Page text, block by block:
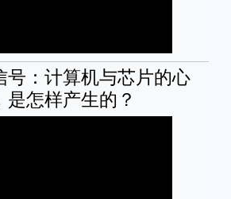
号：计算机与芯片的心
是怎样产生的？